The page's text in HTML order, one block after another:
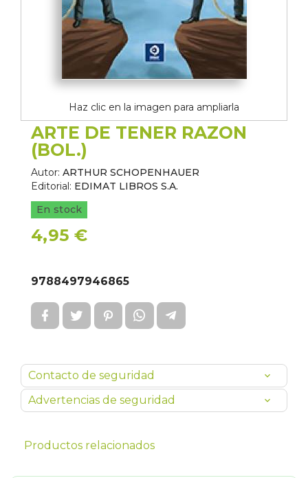
Haz clic en la imagen para ampliarla
ARTE DE TENER RAZON
(BOL.)
Autor: ARTHUR SCHOPENHAUER
Editorial: EDIMAT LIBROS S.A.
En stock
4,95 €
9788497946865
Contacto de seguridad
Advertencias de seguridad
Productos relacionados